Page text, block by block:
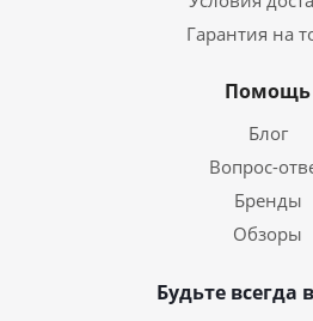
Гарантия на
Помощь
Блог
Вопрос-
Бренды
Обзоры
Будьте всегда